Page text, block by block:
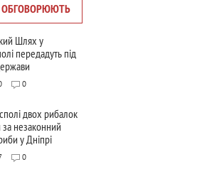
ОБГОВОРЮЮТЬ
Шлях у
передадуть під
0
двох рибалок
незаконний
у Дніпрі
0